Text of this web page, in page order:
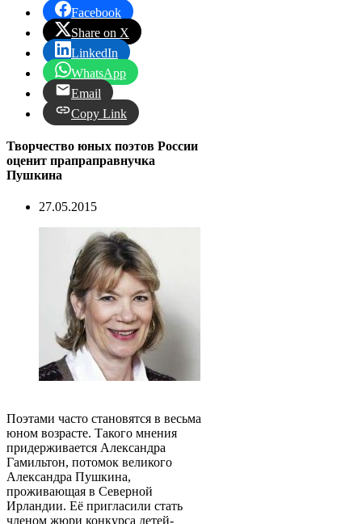
Facebook
Share on X
LinkedIn
WhatsApp
Email
Copy Link
Творчество юных поэтов России
оценит прапраправнучка
Пушкина
27.05.2015
Поэтами часто становятся в весьма
юном возрасте. Такого мнения
придерживается Александра
Гамильтон, потомок великого
Александра Пушкина,
проживающая в Северной
Ирландии. Её пригласили стать
членом жюри конкурса детей-